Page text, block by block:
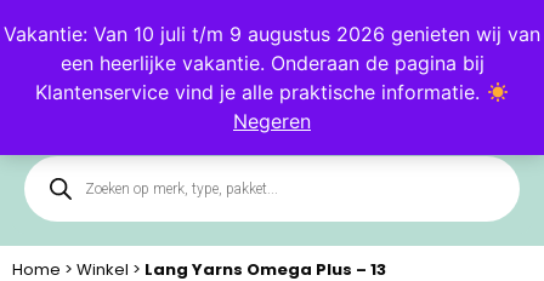
Vakantie: Van 10 juli t/m 9 augustus 2026 genieten wij van
een heerlijke vakantie. Onderaan de pagina bij
Klantenservice vind je alle praktische informatie.
Negeren
BlogKlantenservice
Home > Winkel > Lang Yarns Omega Plus – 13